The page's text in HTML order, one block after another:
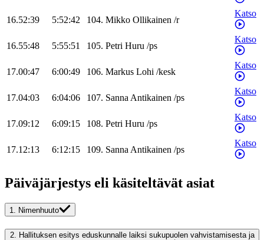
16.52:39 5:52:42 104. Mikko Ollikainen /r
Katso
16.55:48 5:55:51 105. Petri Huru /ps
Katso
17.00:47 6:00:49 106. Markus Lohi /kesk
Katso
17.04:03 6:04:06 107. SannaAntikainen /ps
Katso
17.09:12 6:09:15 108. Petri Huru /ps
Katso
17.12:13 6:12:15 109. SannaAntikainen /ps
Katso
Päiväjärjestys eli käsiteltävät asiat
1. Nimenhuuto
2. Hallituksen esitys eduskunnalle laiksi sukupuolen vahvistamisesta ja